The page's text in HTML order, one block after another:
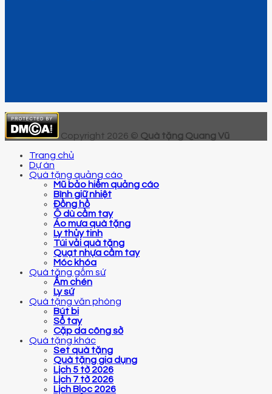
Copyright 2026 © Quà tặng Quang Vũ
Trang chủ
Dự án
Quà tặng quảng cáo
Mũ bảo hiểm quảng cáo
Bình giữ nhiệt
Đồng hồ
Ô dù cầm tay
Áo mưa quà tặng
Ly thủy tinh
Túi vải quà tặng
Quạt nhựa cầm tay
Móc khóa
Quà tặng gốm sứ
Ấm chén
Ly sứ
Quà tặng văn phòng
Bút bi
Sổ tay
Cặp da công sở
Quà tặng khác
Set quà tặng
Quà tặng gia dụng
Lịch 5 tờ 2026
Lịch 7 tờ 2026
Lịch Bloc 2026